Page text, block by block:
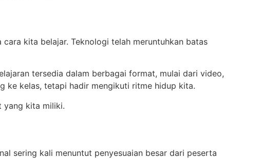
kita belajar. Teknologi telah meruntuhkan batas
tersedia dalam berbagai format, mulai dari video,
ke kelas, tetapi hadir mengikuti ritme hidup kita.
yang kita miliki.
sering kali menuntut penyesuaian besar dari peserta